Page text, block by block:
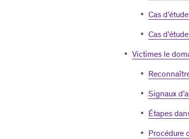
Cas
Cas
Victimes le
Signaux
Étapes
Procédure